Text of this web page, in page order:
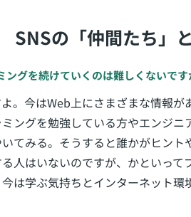
SNSの「仲間たち」
グを続けていくのは難しくないです
。今はWeb上にさまざまな情報
ングを勉強している方やエンジ
てみる。そうすると誰かがヒン
人はいないのですが、かといっ
は学ぶ気持ちとインターネット